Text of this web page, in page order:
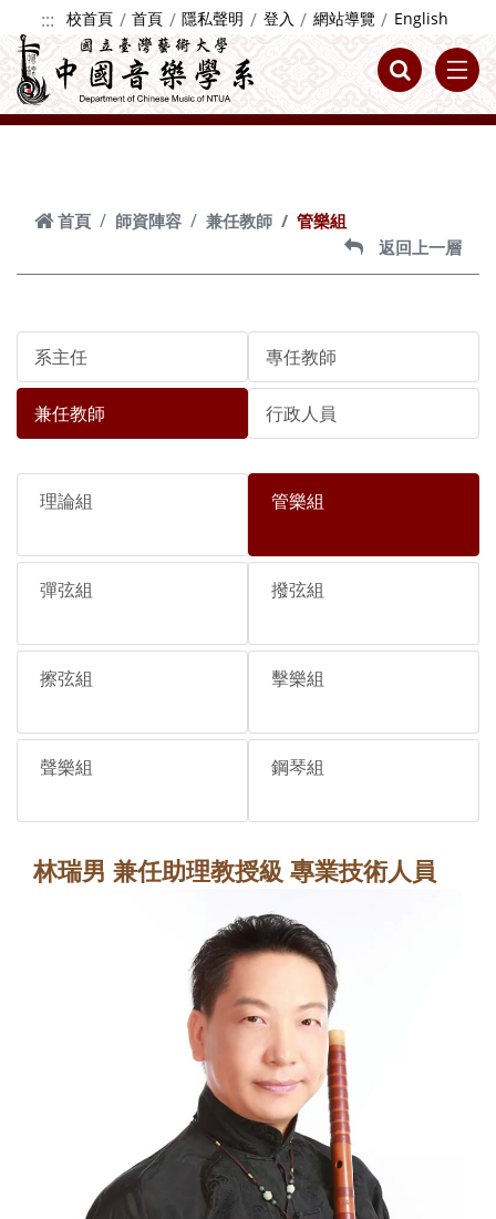
跳到主要內容
::: 校首頁 首頁 隱私聲明 登入 網站導覽 English
首頁 師資陣容 兼任教師
管樂組
返回上一層
系主任 專任教師
兼任教師 行政人員
理論組 管樂組
彈弦組 撥弦組
擦弦組 擊樂組
聲樂組 鋼琴組
林瑞男 兼任助理教授級 專業技術人員